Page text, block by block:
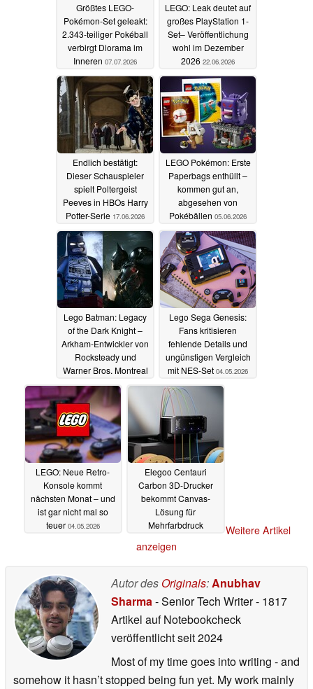
Größtes LEGO-
Pokémon-Set geleakt:
2.343-teiliger Pokéball
verbirgt Diorama im
Inneren 07.07.2026
LEGO: Leak deutet auf
großes PlayStation 1-
Set– Veröffentlichung
wohl im Dezember
2026 22.06.2026
Endlich bestätigt:
Dieser Schauspieler
spielt Poltergeist
Peeves in HBOs Harry
Potter-Serie 17.06.2026
LEGO Pokémon: Erste
Paperbags enthüllt –
kommen gut an,
abgesehen von
Pokébällen 05.06.2026
Lego Batman: Legacy
of the Dark Knight –
Arkham-Entwickler von
Rocksteady und
Warner Bros. Montreal
halfen heimlich mit
19.05.2026
Lego Sega Genesis:
Fans kritisieren
fehlende Details und
ungünstigen Vergleich
mit NES-Set 04.05.2026
LEGO: Neue Retro-
Konsole kommt
nächsten Monat – und
ist gar nicht mal so
teuer 04.05.2026
Elegoo Centauri
Carbon 3D-Drucker
bekommt Canvas-
Lösung für
Mehrfarbdruck
Weitere Artikel
anzeigen
Autor des Originals:Anubhav
Sharma- Senior Tech Writer- 1817
Artikel auf Notebookcheck
veröffentlichtseit 2024
Most of my time goes into writing - and
somehow it hasn’t stopped being fun yet. My work mainly